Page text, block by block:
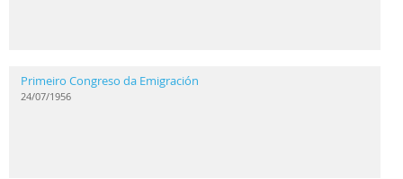
Primeiro Congreso da Emigración
24/07/1956